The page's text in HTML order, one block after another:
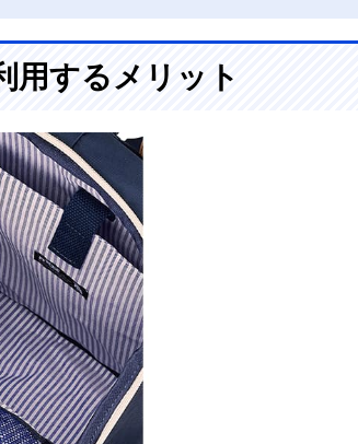
用するメリット